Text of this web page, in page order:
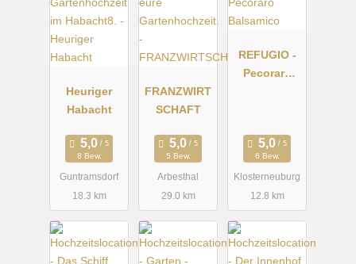
Heuriger
Habacht
8 Bew.
Guntramsdorf
18.3 km
FRANZWIRT
SCHAFT
5 Bew.
Arbesthal
29.0 km
REFUGIO -
Pecoraro
6 Bew.
Klosterneuburg
12.8 km